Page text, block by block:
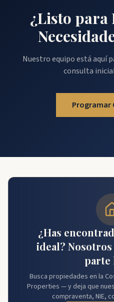
¿Listo para
Nuestro equipo está aquí
consulta
Programar
¿Has
ideal?
parte
Busca propiedades en la
Properties — y deja que
compraventa, NIE,